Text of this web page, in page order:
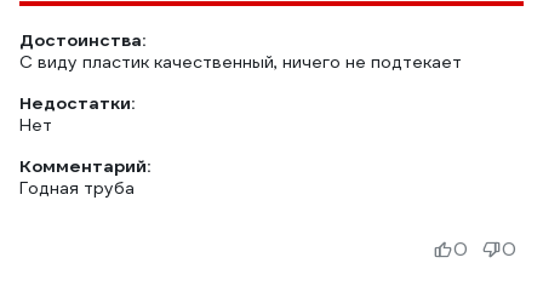
Достоинства:
С виду пластик качественный, ничего не подтекает
Недостатки:
Нет
Комментарий:
Годная труба
0 0